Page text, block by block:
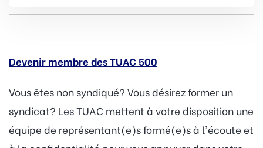
Devenir membre des TUAC 500
Vous êtes non syndiqué? Vous désirez former un
syndicat? Les TUAC mettent à votre disposition une
équipe de représentant(e)s formé(e)s à l'écoute et